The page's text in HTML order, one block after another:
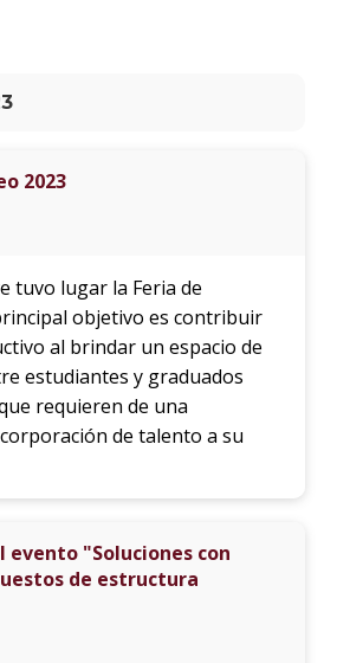
2023
tuvo lugar la Feria de
objetivo es contribuir
al brindar un espacio de
estudiantes y graduados
requieren de una
de talento a su
"Soluciones con
de estructura